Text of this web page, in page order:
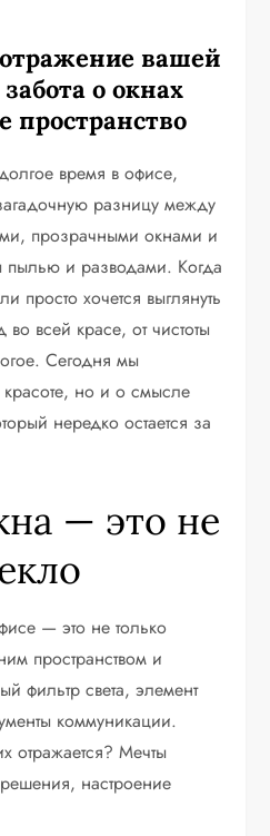
вашей
о окнах
пространство
время в офисе,
разницу между
прозрачными окнами и
пылью и разводами. Когда
просто хочется выглянуть
всей красе, от чистоты
Сегодня мы
но и о смысле
нередко остается за
— это не
— это не только
пространством и
фильтр света, элемент
коммуникации.
отражается? Мечты
настроение